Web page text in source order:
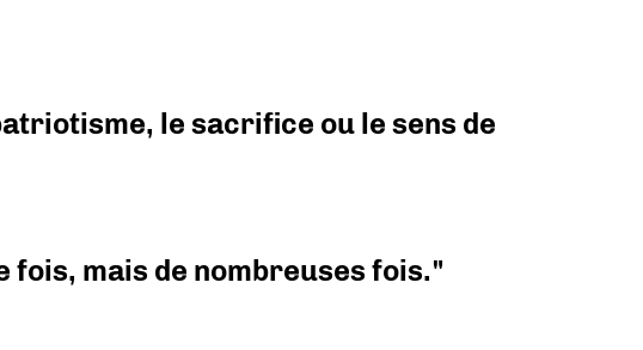
le sacrifice ou le sens de
fois, mais de nombreuses fois."